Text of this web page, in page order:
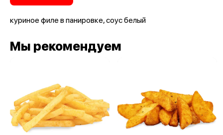
куриное филе в панировке, соус белый
Мы рекомендуем